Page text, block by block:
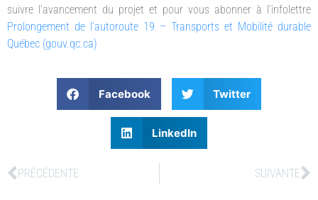
suivre l’avancement du projet et pour vous abonner à l’infolettre
Prolongement de l’autoroute 19 – Transports et Mobilité durable
Québec (gouv.qc.ca)
Facebook Twitter
LinkedIn
PRÉCÉDENTE SUIVANTE